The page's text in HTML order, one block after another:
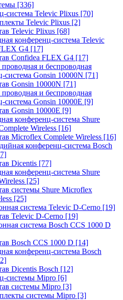
[336]
система Televic Plixus [70]
Televic Plixus [2]
Televic Plixus [68]
конференц-система Televic
G4 [17]
Confidea FLEX G4 [17]
и беспроводная
система Gonsin 10000N [71]
Gonsin 10000N [71]
и беспроводная
система Gonsin 10000E [9]
Gonsin 10000E [9]
конференц-система Shure
Wireless [16]
Microflex Complete Wireless [16]
конференц-система Bosch
Dicentis [77]
конференц-система Shure
[25]
системы Shure Microflex
[25]
система Televic D-Cerno [19]
Televic D-Cerno [19]
система Bosch CCS 1000 D
Bosch CCS 1000 D [14]
конференц-система Bosch
Dicentis Bosch [12]
системы Mipro [6]
системы Mipro [3]
системы Mipro [3]